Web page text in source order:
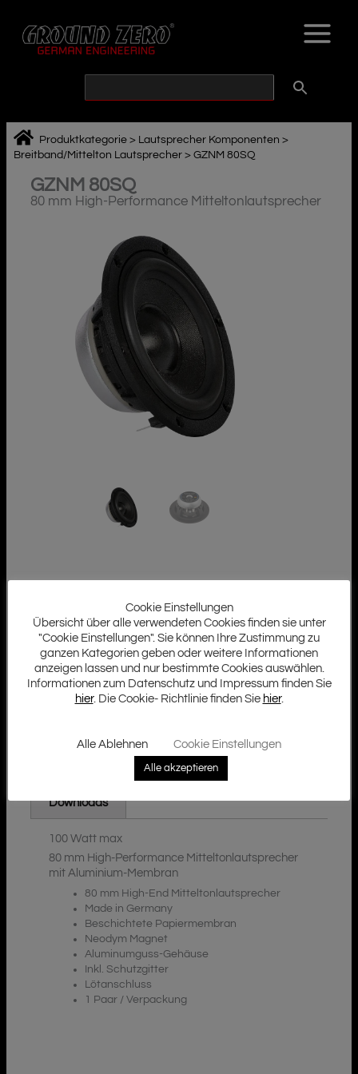
springen
Produktkategorie > Lautsprecher Komponenten >
Breitband/Mittelton Lautsprecher >GZNM 80SQ
GZNM 80SQ
80 mm High-Performance Mitteltonlautsprecher
Zusätzliche Informationen
Downloads
100 Watt max
80 mm High-Performance Mitteltonlautsprecher
mit Aluminium-Membran
80 mm High-End Mitteltonlautsprecher
Made in Germany
Beschichtete Papiermembran
Neodym Magnet
Aluminumguss-Gehäuse
Inkl. Schutzgitter
Lötanschluss
1 Paar / Verpackung
Cookie Einstellungen
Übersicht über alle verwendeten Cookies finden sie unter
"Cookie Einstellungen". Sie können Ihre Zustimmung zu
ganzen Kategorien geben oder weitere Informationen
anzeigen lassen und nur bestimmte Cookies auswählen.
Informationen zum Datenschutz und Impressum finden Sie
hier. Die Cookie- Richtlinie finden Sie hier.
Alle Ablehnen Cookie Einstellungen
Alle akzeptieren